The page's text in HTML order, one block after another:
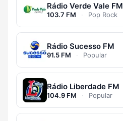
Rádio Verde Vale FM
103.7 FM · Pop Rock
Rádio Sucesso FM
91.5 FM · Popular
Rádio Liberdade FM
104.9 FM · Popular